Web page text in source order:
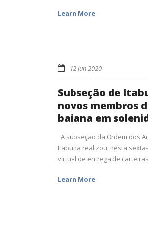
Learn More
12 jun 2020
Subseção de
novos membros
baiana em
A subseção da Ordem dos
Itabuna realizou, nesta
virtual de entrega de
Learn More